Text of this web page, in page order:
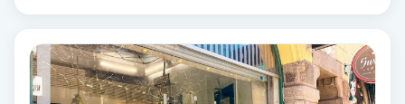
Fransfärgning